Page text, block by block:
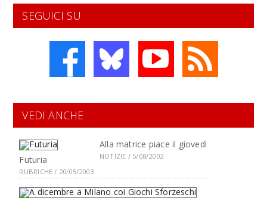
SEGUICI SU
VEDI ANCHE
Futuria
RUBRICHE / 20/05/2003
Alla matrice piace il giovedì
NOTIZIE / 5/08/2002